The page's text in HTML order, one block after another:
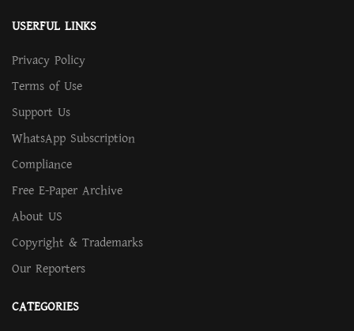
USERFUL LINKS
Privacy Policy
Terms of Use
Support Us
WhatsApp Subscription
Compliance
Free E-Paper Archive
About US
Copyright & Trademarks
Our Reporters
CATEGORIES